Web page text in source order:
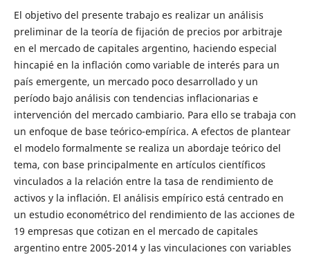
El objetivo del presente trabajo es realizar un análisis
preliminar de la teoría de fijación de precios por arbitraje
en el mercado de capitales argentino, haciendo especial
hincapié en la inflación como variable de interés para un
país emergente, un mercado poco desarrollado y un
período bajo análisis con tendencias inflacionarias e
intervención del mercado cambiario. Para ello se trabaja con
un enfoque de base teórico-empírica. A efectos de plantear
el modelo formalmente se realiza un abordaje teórico del
tema, con base principalmente en artículos científicos
vinculados a la relación entre la tasa de rendimiento de
activos y la inflación. El análisis empírico está centrado en
un estudio econométrico del rendimiento de las acciones de
19 empresas que cotizan en el mercado de capitales
argentino entre 2005-2014 y las vinculaciones con variables